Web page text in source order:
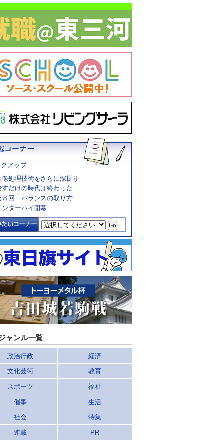
アップ
像処理技術をさらに深掘り
すだけの時代は終わった
８回 バランスの取り方
ンターハイ開幕
ャンル一覧
政治行政 経済
文化芸術 教育
スポーツ 福祉
催事 生活
社会 特集
連載 PR